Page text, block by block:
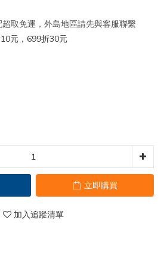
取免運，外島地區請先與客服聯繫
元，699折30元
立即購買
加入追蹤清單